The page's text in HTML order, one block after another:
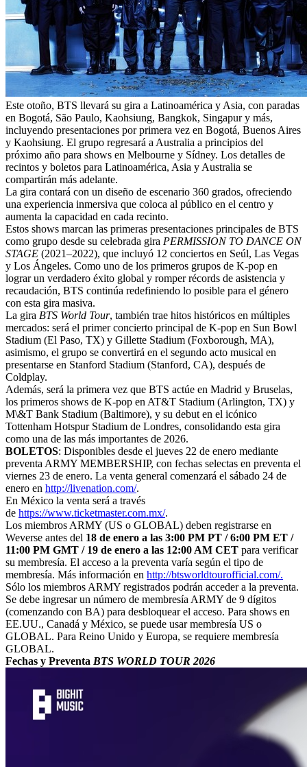
Este otoño, BTS llevará su gira a Latinoamérica y Asia, con paradas
en Bogotá, São Paulo, Kaohsiung, Bangkok, Singapur y más,
incluyendo presentaciones por primera vez en Bogotá, Buenos Aires
y Kaohsiung. El grupo regresará a Australia a principios del
próximo año para shows en Melbourne y Sídney. Los detalles de
recintos y boletos para Latinoamérica, Asia y Australia se
compartirán más adelante.
La gira contará con un diseño de escenario 360 grados, ofreciendo
una experiencia inmersiva que coloca al público en el centro y
aumenta la capacidad en cada recinto.
Estos shows marcan las primeras presentaciones principales de BTS
como grupo desde su celebrada gira PERMISSION TO DANCE ON
STAGE (2021–2022), que incluyó 12 conciertos en Seúl, Las Vegas
y Los Ángeles. Como uno de los primeros grupos de K-pop en
lograr un verdadero éxito global y romper récords de asistencia y
recaudación, BTS continúa redefiniendo lo posible para el género
con esta gira masiva.
La gira BTS World Tour, también trae hitos históricos en múltiples
mercados: será el primer concierto principal de K-pop en Sun Bowl
Stadium (El Paso, TX) y Gillette Stadium (Foxborough, MA),
asimismo, el grupo se convertirá en el segundo acto musical en
presentarse en Stanford Stadium (Stanford, CA), después de
Coldplay.
Además, será la primera vez que BTS actúe en Madrid y Bruselas,
los primeros shows de K-pop en AT&T Stadium (Arlington, TX) y
M\&T Bank Stadium (Baltimore), y su debut en el icónico
Tottenham Hotspur Stadium de Londres, consolidando esta gira
como una de las más importantes de 2026.
BOLETOS: Disponibles desde el jueves 22 de enero mediante
preventa ARMY MEMBERSHIP, con fechas selectas en preventa el
viernes 23 de enero. La venta general comenzará el sábado 24 de
enero en http://livenation.com/.
En México la venta será a través
de https://www.ticketmaster.com.mx/.
Los miembros ARMY (US o GLOBAL) deben registrarse en
Weverse antes del 18 de enero a las 3:00 PM PT / 6:00 PM ET /
11:00 PM GMT / 19 de enero a las 12:00 AM CET para verificar
su membresía. El acceso a la preventa varía según el tipo de
membresía. Más información en http://btsworldtourofficial.com/.
Sólo los miembros ARMY registrados podrán acceder a la preventa.
Se debe ingresar un número de membresía ARMY de 9 dígitos
(comenzando con BA) para desbloquear el acceso. Para shows en
EE.UU., Canadá y México, se puede usar membresía US o
GLOBAL. Para Reino Unido y Europa, se requiere membresía
GLOBAL.
Fechas y Preventa BTS WORLD TOUR 2026